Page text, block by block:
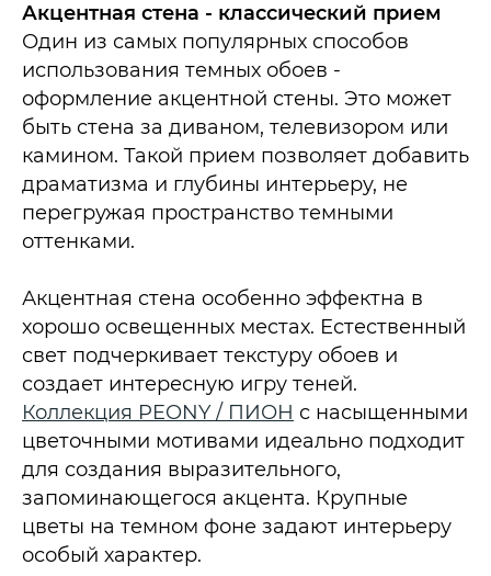
Акцентная стена - классический прием
Один из самых популярных способов
использования темных обоев -
оформление акцентной стены. Это может
быть стена за диваном, телевизором или
камином. Такой прием позволяет добавить
драматизма и глубины интерьеру, не
перегружая пространство темными
оттенками.
Акцентная стена особенно эффектна в
хорошо освещенных местах. Естественный
свет подчеркивает текстуру обоев и
создает интересную игру теней.
Коллекция PEONY / ПИОН с насыщенными
цветочными мотивами идеально подходит
для создания выразительного,
запоминающегося акцента. Крупные
цветы на темном фоне задают интерьеру
особый характер.